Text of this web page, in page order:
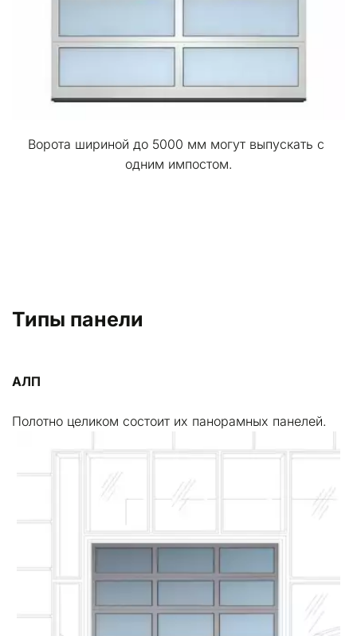
Ворота шириной до 5000 мм могут выпускать с
одним импостом.
Типы панели
АЛП
Полотно целиком состоит их панорамных панелей.